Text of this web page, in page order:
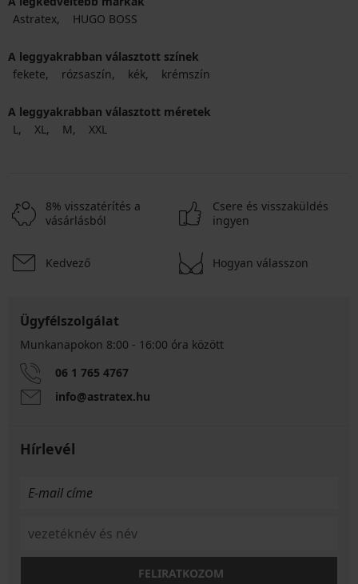
Astratex
HUGO BOSS
A leggyakrabban választott színek
fekete
rózsaszín kék krémszín
A leggyakrabban választott méretek
L
XL M XXL
8% visszatérítés a
vásárlásból
Csere és visszaküldés
ingyen
Kedvező Hogyan válasszon
Ügyfélszolgálat
Munkanapokon 8:00 - 16:00 óra között
06 1 765 4767
info@astratex.hu
Hírlevél
FELIRATKOZOM